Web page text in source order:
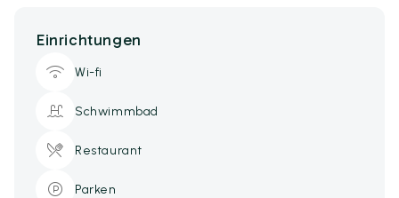
Einrichtungen
Wi-fi
Schwimmbad
Restaurant
Parken